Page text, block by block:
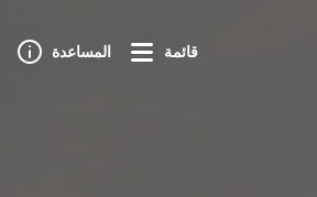
المساعدة قائمة